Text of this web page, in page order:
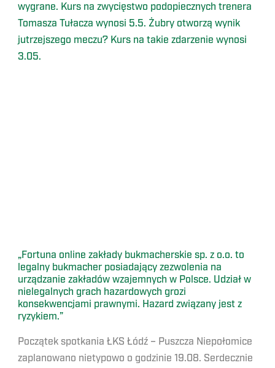
wygrane. Kurs na zwycięstwo podopiecznych trenera
Tomasza Tułacza wynosi 5.5. Żubry otworzą wynik
jutrzejszego meczu? Kurs na takie zdarzenie wynosi
3.05.
„Fortuna online zakłady bukmacherskie sp. z o.o. to
legalny bukmacher posiadający zezwolenia na
urządzanie zakładów wzajemnych w Polsce. Udział w
nielegalnych grach hazardowych grozi
konsekwencjami prawnymi. Hazard związany jest z
ryzykiem.”
Początek spotkania ŁKS Łódź – Puszcza Niepołomice
zaplanowano nietypowo o godzinie 19.08. Serdecznie